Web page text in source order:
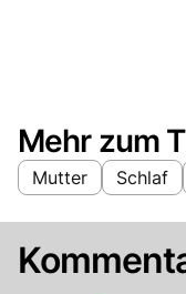
Mehr zum
Mutter Schlaf